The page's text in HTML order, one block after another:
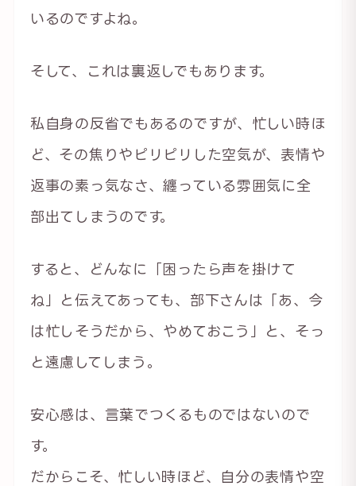
いるのですよね。
そして、これは裏返しでもあります。
私自身の反省でもあるのですが、忙しい時ほ
ど、その焦りやピリピリした空気が、表情や
返事の素っ気なさ、纏っている雰囲気に全
部出てしまうのです。
すると、どんなに「困ったら声を掛けて
ね」と伝えてあっても、部下さんは「あ、今
は忙しそうだから、やめておこう」と、そっ
と遠慮してしまう。
安心感は、言葉でつくるものではないので
す。
だからこそ、忙しい時ほど、自分の表情や空